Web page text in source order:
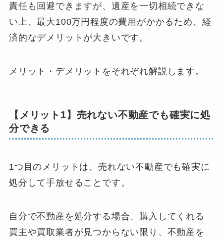
責任も回避できますが、遺産を一切相続できな
い上、最大100万円程度の費用がかかるため、経
済的なデメリットが大きいです。
メリット・デメリットをそれぞれ解説します。
【メリット1】売れない不動産でも確実に処
分できる
1つ目のメリットは、売れない不動産でも確実に
処分して手放せることです。
自分で不動産を処分する場合、購入してくれる
買主や買取業者が見つからない限り、不動産を